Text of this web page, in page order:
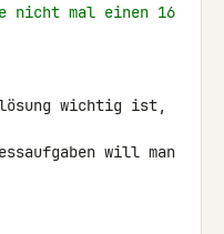
nicht mal einen 16
wichtig ist,
will man